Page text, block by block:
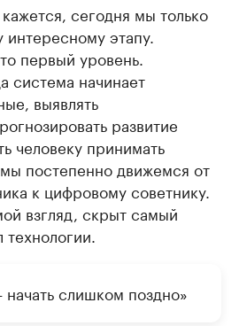
сегодня мы только
этапу.
первый уровень.
система начинает
выявлять
развитие
человеку принимать
постепенно движемся от
к цифровому советнику.
взгляд, скрыт самый
слишком поздно»